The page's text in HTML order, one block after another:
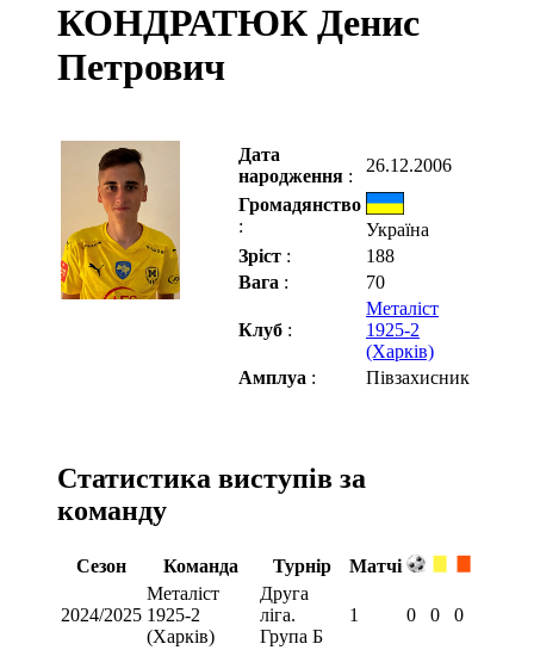
КОНДРАТЮК Денис
Петрович
Дата
народження :
26.12.2006
Громадянство
:
Україна
Зріст :
188
Вага : 70
Клуб :
Металіст
1925-2
(Харків)
Амплуа : Півзахисник
Статистика виступів за
команду
Сезон Команда Турнір Матчі
2024/2025
Металіст
1925-2
(Харків)
Друга
ліга.
Група Б
1 0 0 0